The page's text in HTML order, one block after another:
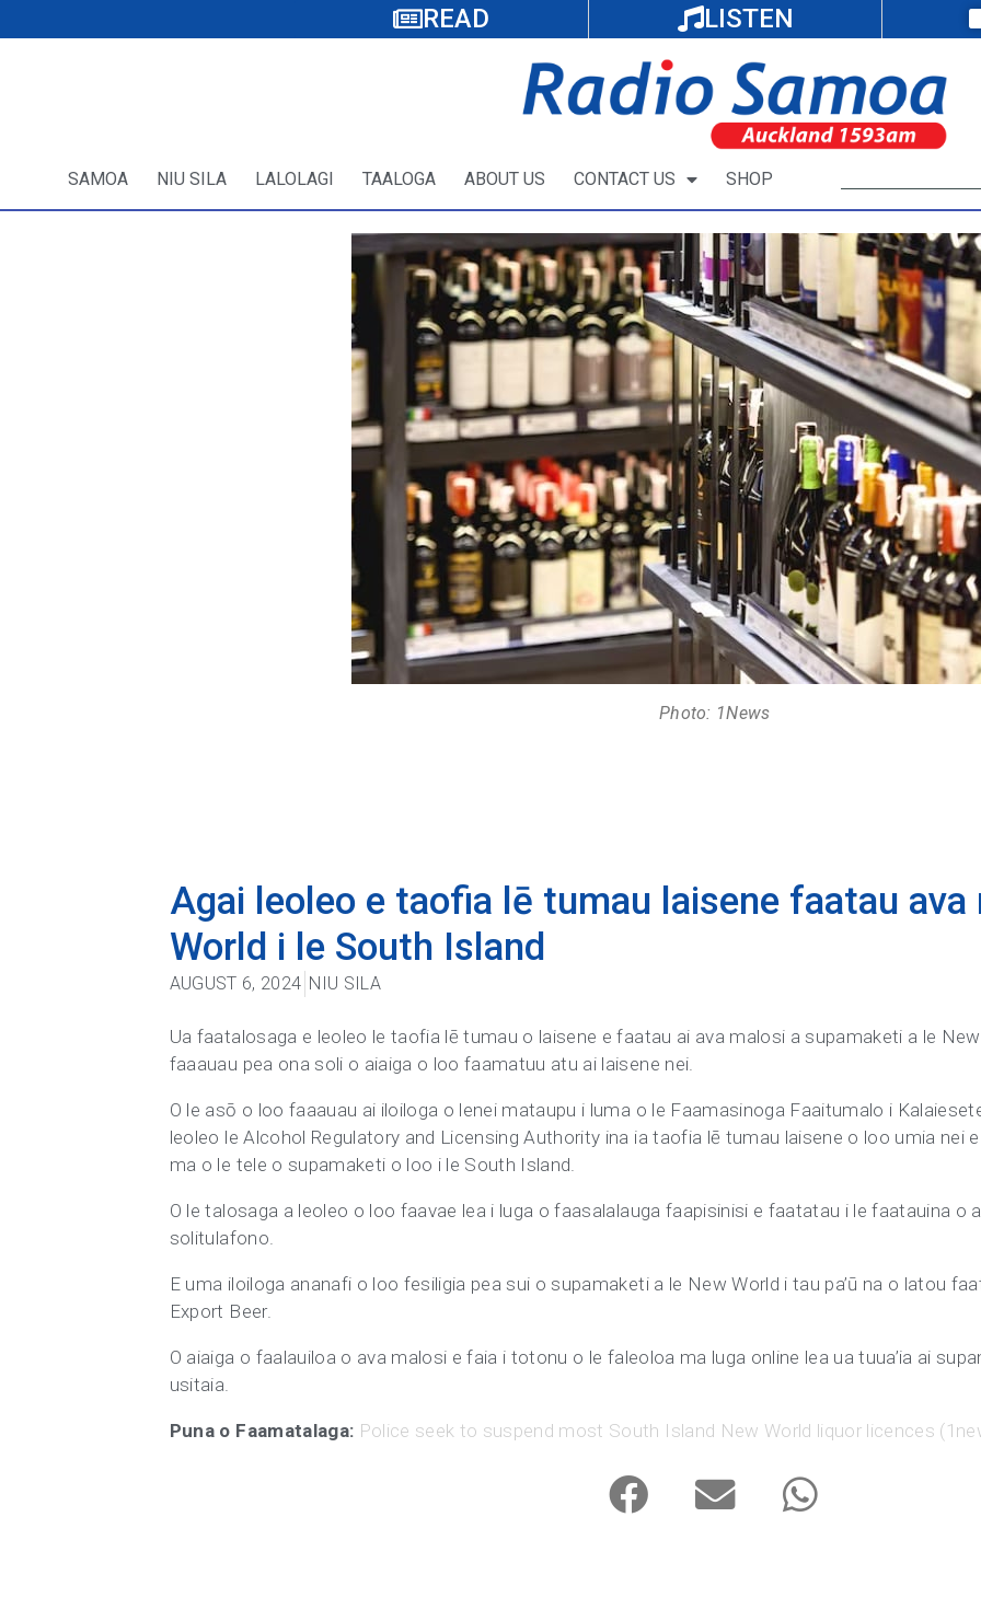
READ LISTEN
SAMOA NIU SILA LALOLAGI TAALOGA ABOUT US CONTACT US SHOP
Photo: 1News
Agai leoleo e taofia lē tumau laisene faatau ava
World i le South Island
AUGUST 6, 2024 NIU SILA
Ua faatalosaga e leoleo le taofia lē tumau o laisene e faatau ai ava malosi a supamaketi a le
faaauau pea ona soli o aiaiga o loo faamatuu atu ai laisene nei.
O le asō o loo faaauau ai iloiloga o lenei mataupu i luma o le Faamasinoga Faaitumalo i
leoleo le Alcohol Regulatory and Licensing Authority ina ia taofia lē tumau laisene o loo umia nei
ma o le tele o supamaketi o loo i le South Island.
O le talosaga a leoleo o loo faavae lea i luga o faasalalauga faapisinisi e faatatau i le faatauina o
solitulafono.
E uma iloiloga ananafi o loo fesiligia pea sui o supamaketi a le New World i tau pa’ū na o latou
Export Beer.
O aiaiga o faalauiloa o ava malosi e faia i totonu o le faleoloa ma luga online lea ua tuua’ia ai
usitaia.
Puna o Faamatalaga: Police seek to suspend most South Island New World liquor licences